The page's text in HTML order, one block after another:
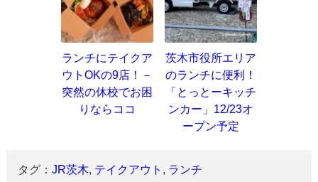
ランチにテイクア
ウトOKの9店！－
突然の休校でお困
りならココ
茨木市役所エリア
のランチに便利！
「とっとーキッチ
ンカー」12/23オ
ープン予定
タグ：JR茨木, テイクアウト , ランチ